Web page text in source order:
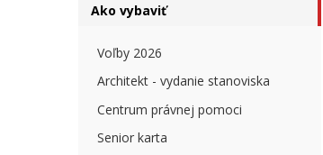
Ako vybaviť
Voľby 2026
Architekt - vydanie stanoviska
Centrum právnej pomoci
Senior karta